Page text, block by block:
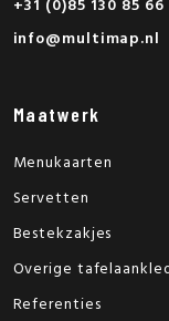
+31 (0)85 130 85 66
info@multimap.nl
Maatwerk
Menukaarten
Servetten
Bestekzakjes
Overige
Referenties